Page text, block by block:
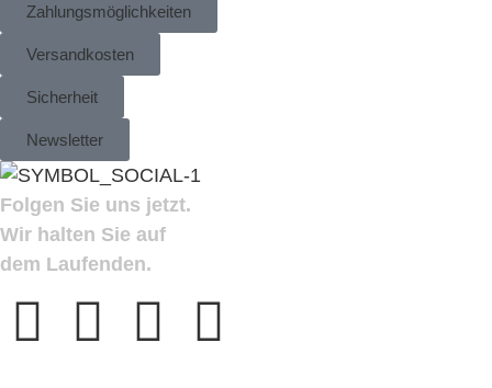
Zahlungsmöglichkeiten
Versandkosten
Sicherheit
Newsletter
Folgen Sie uns jetzt.
Wir halten Sie auf
dem Laufenden.